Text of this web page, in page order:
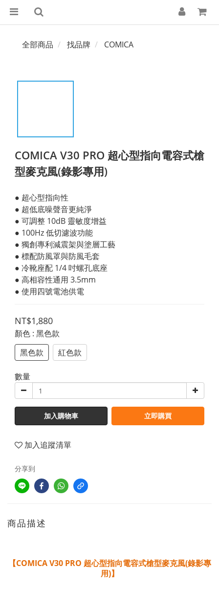
全部商品 找品牌 COMICA
COMICA V30 PRO 超心型指向電容式槍
型麥克風(錄影專用)
● 超心型指向性
● 超低底噪聲音更純淨
● 可調整 10dB 靈敏度增益
● 100Hz 低切濾波功能
● 獨創專利減震架與塗層工藝
● 標配防風罩與防風毛套
● 冷靴座配 1/4 吋螺孔底座
● 高相容性通用 3.5mm
● 使用四號電池供電
NT$1,880
顏色 : 黑色款
黑色款
紅色款
數量
加入購物車 立即購買
加入追蹤清單
分享到
商品描述
【COMICA V30 PRO 超心型指向電容式槍型麥克風(錄影專
用)】